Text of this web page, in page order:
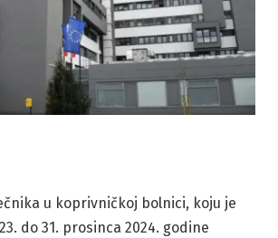
u koprivničkoj bolnici, koju je
do 31. prosinca 2024. godine